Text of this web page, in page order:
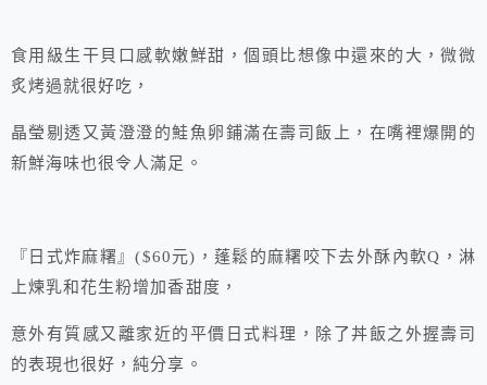
食用級生干貝口感軟嫩鮮甜，個頭比想像中還來的大，微微
炙烤過就很好吃，
晶瑩剔透又黃澄澄的鮭魚卵鋪滿在壽司飯上，在嘴裡爆開的
新鮮海味也很令人滿足。
『日式炸麻糬』($60元)，蓬鬆的麻糬咬下去外酥內軟Q，淋
上煉乳和花生粉增加香甜度，
意外有質感又離家近的平價日式料理，除了丼飯之外握壽司
的表現也很好，純分享。